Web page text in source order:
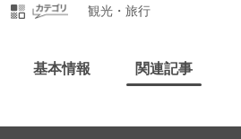
観光・旅行
基本情報 関連記事